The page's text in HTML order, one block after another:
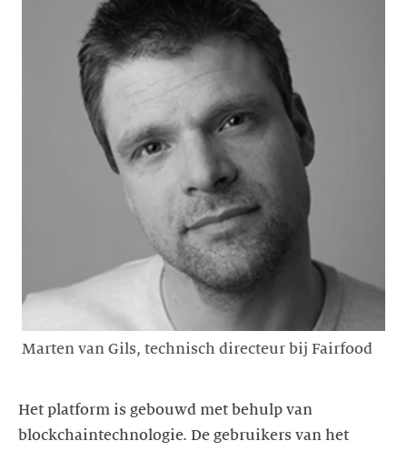
Marten van Gils, technisch directeur bij Fairfood
Het platform is gebouwd met behulp van
blockchaintechnologie. De gebruikers van het